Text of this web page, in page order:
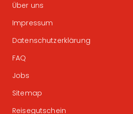
Über uns
Impressum
Datenschutzerklärung
FAQ
Jobs
Sitemap
Reisegutschein